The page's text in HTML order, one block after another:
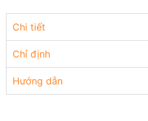
Chi tiết
Chỉ định
Hướng dẫn